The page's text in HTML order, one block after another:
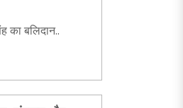
का बलिदान..